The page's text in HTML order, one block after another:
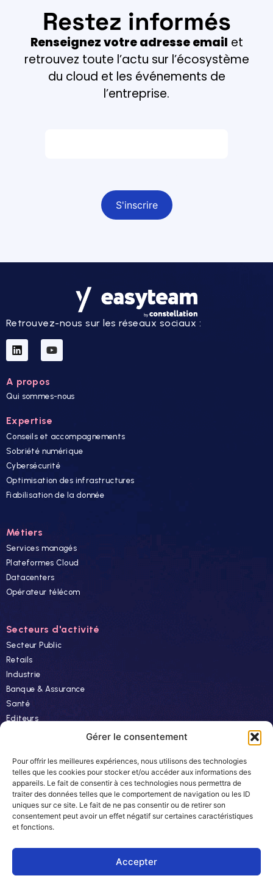
Gérer le consentement
Pour offrir les meilleures expériences, nous utilisons des technologies
telles que les cookies pour stocker et/ou accéder aux informations des
appareils. Le fait de consentir à ces technologies nous permettra de
traiter des données telles que le comportement de navigation ou les ID
uniques sur ce site. Le fait de ne pas consentir ou de retirer son
consentement peut avoir un effet négatif sur certaines caractéristiques
et fonctions.
Accepter
Restez informés
Renseignez votre adresse email et
retrouvez toute l’actu sur l’écosystème
du cloud et les événements de
l’entreprise.
Retrouvez-nous sur les réseaux sociaux :
A propos
Qui sommes-nous
Expertise
Conseils et accompagnements
Sobriété numérique
Cybersécurité
Optimisation des infrastructures
Fiabilisation de la donnée
Métiers
Services managés
Plateformes Cloud
Datacenters
Opérateur télécom
Secteurs d'activité
Secteur Public
Retails
Industrie
Banque & Assurance
Santé
Editeurs
Ressources
Actualités
Evénements
Autres